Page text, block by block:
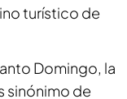
turístico de
Domingo, la
sinónimo de